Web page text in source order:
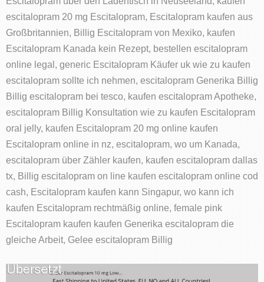
escitalopram 20 mg Escitalopram, Escitalopram kaufen aus
Großbritannien, Billig Escitalopram von Mexiko, kaufen
Escitalopram Kanada kein Rezept, bestellen escitalopram
online legal, generic Escitalopram Käufer uk wie zu kaufen
escitalopram sollte ich nehmen, escitalopram Generika Billig
Billig escitalopram bei tesco, kaufen escitalopram Apotheke,
escitalopram Billig Konsultation wie zu kaufen Escitalopram
oral jelly, kaufen Escitalopram 20 mg online kaufen
Escitalopram online in nz, escitalopram, wo um Kanada,
escitalopram über Zähler kaufen, kaufen escitalopram dallas
tx, Billig escitalopram on line kaufen escitalopram online cod
cash, Escitalopram kaufen kann Singapur, wo kann ich
kaufen Escitalopram rechtmäßig online, female pink
Escitalopram kaufen kaufen Generika escitalopram die
gleiche Arbeit, Gelee escitalopram Billig